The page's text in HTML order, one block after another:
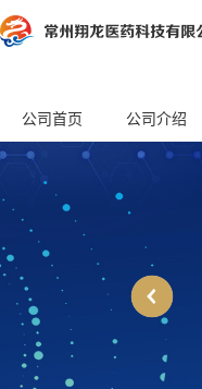
公司首页 公司介绍